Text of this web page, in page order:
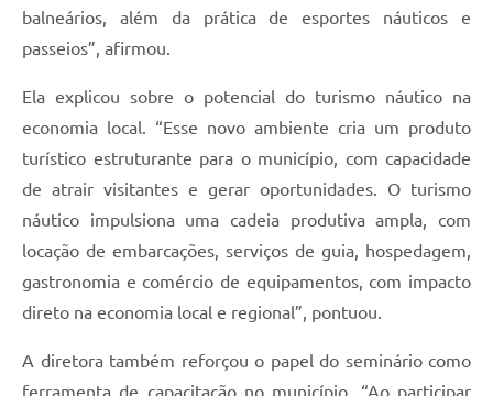
balneários, além da prática de esportes náuticos e
passeios”, afirmou.
Ela explicou sobre o potencial do turismo náutico na
economia local. “Esse novo ambiente cria um produto
turístico estruturante para o município, com capacidade
de atrair visitantes e gerar oportunidades. O turismo
náutico impulsiona uma cadeia produtiva ampla, com
locação de embarcações, serviços de guia, hospedagem,
gastronomia e comércio de equipamentos, com impacto
direto na economia local e regional”, pontuou.
A diretora também reforçou o papel do seminário como
ferramenta de capacitação no município. “Ao participar